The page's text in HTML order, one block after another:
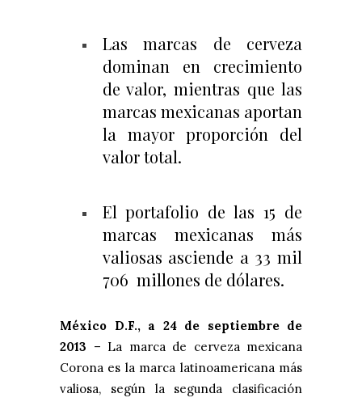
Las marcas de cerveza
dominan en crecimiento
de valor, mientras que las
marcas mexicanas aportan
la mayor proporción del
valor total.
El portafolio de las 15 de
marcas mexicanas más
valiosas asciende a 33 mil
706 millones de dólares.
México D.F., a 24 de septiembre de
2013 – La marca de cerveza mexicana
Corona es la marca latinoamericana más
valiosa, según la segunda clasificación